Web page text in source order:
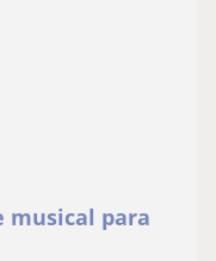
musical para